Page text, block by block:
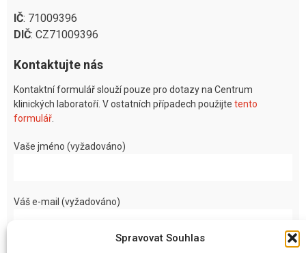
Spravovat Souhlas
IČ: 71009396
DIČ: CZ71009396
Kontaktujte nás
Kontaktní formulář slouží pouze pro dotazy na Centrum
klinických laboratoří. V ostatních případech použijte tento
formulář
Vaše jméno (vyžadováno)
Váš e-mail (vyžadováno)